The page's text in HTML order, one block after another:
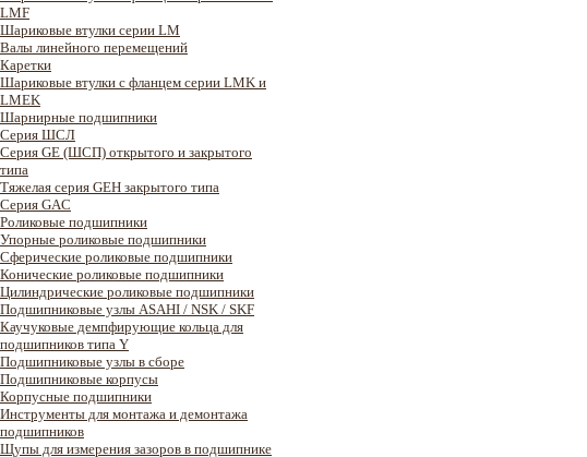
LMF
Шариковые втулки серии LM
Валы линейного перемещений
Каретки
Шариковые втулки с фланцем серии LMK и
LMEK
Шарнирные подшипники
Cерия ШСЛ
Серия GE (ШСП) открытого и закрытого
типа
Тяжелая серия GEH закрытого типа
Серия GAC
Роликовые подшипники
Упорные роликовые подшипники
Сферические роликовые подшипники
Конические роликовые подшипники
Цилиндрические роликовые подшипники
Подшипниковые узлы ASAHI / NSK / SKF
Каучуковые демпфирующие кольца для
подшипников типа Y
Подшипниковые узлы в сборе
Подшипниковые корпусы
Корпусные подшипники
Инструменты для монтажа и демонтажа
подшипников
Щупы для измерения зазоров в подшипнике